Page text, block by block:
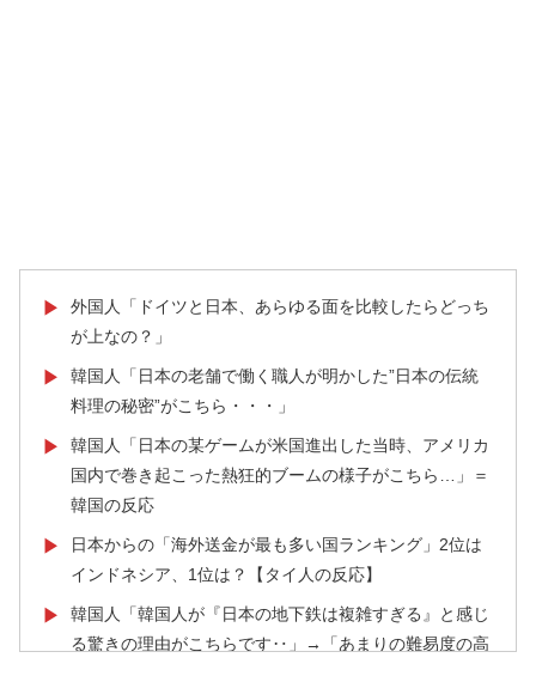
▶
外国人「ドイツと日本、あらゆる面を比較したらどっち
が上なの？」
▶
韓国人「日本の老舗で働く職人が明かした”日本の伝統
料理の秘密”がこちら・・・」
▶
韓国人「日本の某ゲームが米国進出した当時、アメリカ
国内で巻き起こった熱狂的ブームの様子がこちら…」＝
韓国の反応
▶
日本からの「海外送金が最も多い国ランキング」2位は
インドネシア、1位は？【タイ人の反応】
▶
韓国人「韓国人が『日本の地下鉄は複雑すぎる』と感じ
る驚きの理由がこちらです‥」→「あまりの難易度の高